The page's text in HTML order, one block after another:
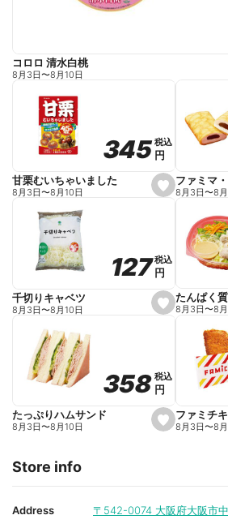
コロロ 清水白桃
8月3日〜8月10日
s
e
o
r
i
e
345
345税込
税込
円
円
甘栗むいちゃいました
8月3日〜8月10日 8月3日〜8
s
e
o
r
i
e
127
127税込
税込
円
円
千切りキャベツ
8月3日〜8月10日 8月3日〜8
s
e
i
t
358
358税込
税込
円
円
たっぷりハムサンド
8月3日〜8月10日
ファミチキ
8月3日〜8
Store info
Address 〒542-0074 大阪府大阪市